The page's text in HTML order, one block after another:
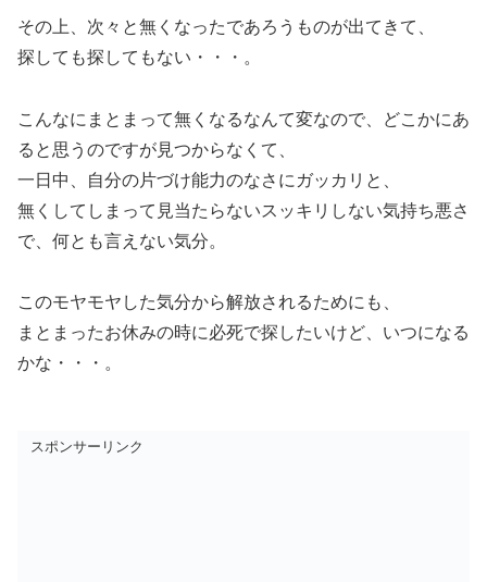
その上、次々と無くなったであろうものが出てきて、
探しても探してもない・・・。
こんなにまとまって無くなるなんて変なので、どこかにあ
ると思うのですが見つからなくて、
一日中、自分の片づけ能力のなさにガッカリと、
無くしてしまって見当たらないスッキリしない気持ち悪さ
で、何とも言えない気分。
このモヤモヤした気分から解放されるためにも、
まとまったお休みの時に必死で探したいけど、いつになる
かな・・・。
スポンサーリンク